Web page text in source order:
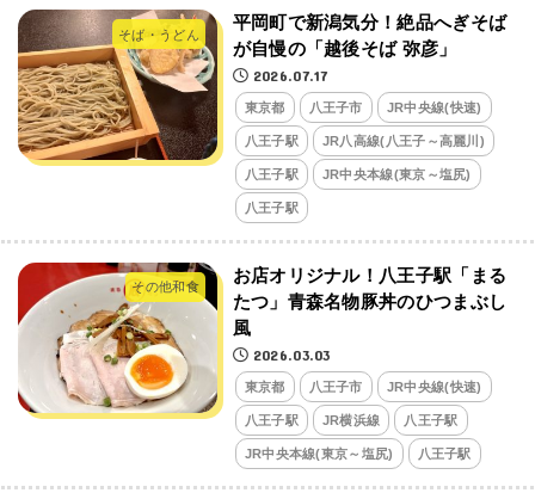
そば・うどん
平岡町で新潟気分！絶品へぎそば
が自慢の「越後そば 弥彦」
2026.07.17
東京都 八王子市 JR中央線(快速)
八王子駅 JR八高線(八王子～高麗川)
八王子駅 JR中央本線(東京～塩尻)
八王子駅
その他和食
お店オリジナル！八王子駅「まる
たつ」青森名物豚丼のひつまぶし
風
2026.03.03
東京都 八王子市 JR中央線(快速)
八王子駅 JR横浜線 八王子駅
JR中央本線(東京～塩尻) 八王子駅